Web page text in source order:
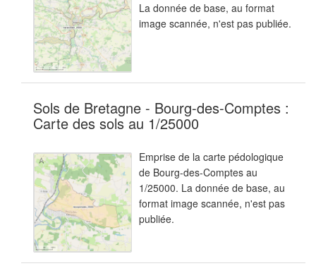
La donnée de base, au format
image scannée, n'est pas publiée.
Sols de Bretagne - Bourg-des-Comptes :
Carte des sols au 1/25000
Emprise de la carte pédologique
de Bourg-des-Comptes au
1/25000. La donnée de base, au
format image scannée, n'est pas
publiée.